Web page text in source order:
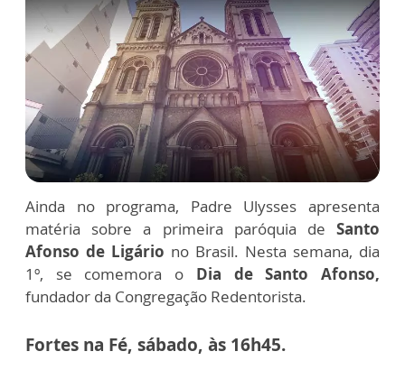
Ainda no programa, Padre Ulysses apresenta
matéria sobre a primeira paróquia de Santo
Afonso de Ligário no Brasil. Nesta semana, dia
1º, se comemora o Dia de Santo Afonso,
fundador da Congregação Redentorista.
Fortes na Fé, sábado, às 16h45.